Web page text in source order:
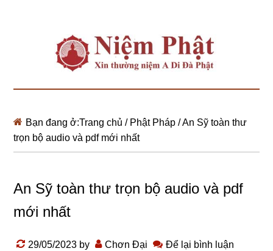
Bạn đang ở:Trang chủ / Phật Pháp /An Sỹ toàn thư
trọn bộ audio và pdf mới nhất
An Sỹ toàn thư trọn bộ audio và pdf
mới nhất
29/05/2023 by Chơn Đại Để lại bình luận